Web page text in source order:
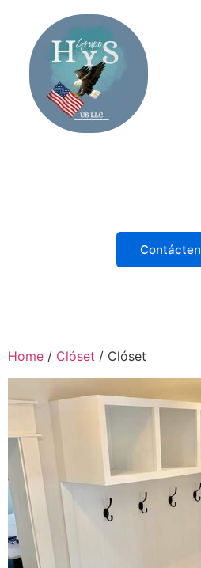
Descubre,
¡Compra
Home / Clóset / Clóset